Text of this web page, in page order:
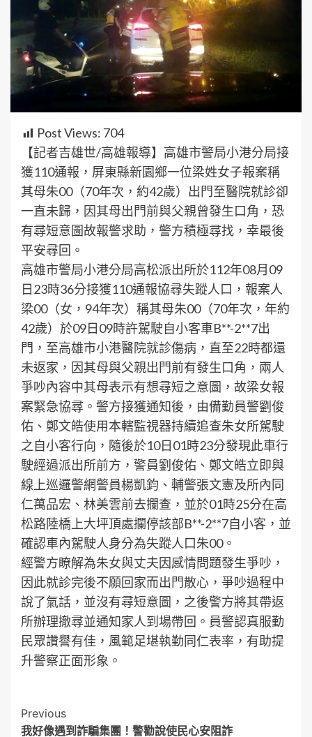
Post Views: 704
【記者吉雄世/高雄報導】高雄市警局小港分局接
獲110通報，屏東縣新園鄉一位梁姓女子報案稱
其母朱00（70年次，約42歲）出門至醫院就診卻
一直未歸，因其母出門前與父親曾發生口角，恐
有尋短意圖故報警求助，警方積極尋找，幸最後
平安尋回。
高雄市警局小港分局高松派出所於112年08月09
日23時36分接獲110通報協尋失蹤人口，報案人
梁00（女，94年次）稱其母朱00（70年次，年約
42歲）於09日09時許駕駛自小客車B**-2**7出
門，至高雄市小港醫院就診傷病，直至22時都還
未返家，因其母與父親出門前有發生口角，兩人
爭吵內容中其母表示有想尋短之意圖，故梁女報
案緊急協尋。警方接獲通知後，由備勤員警劉俊
佑、鄭文皓使用本轄監視器持續追查朱女所駕駛
之自小客行向，隨後於10日01時23分發現此車行
駛經過派出所前方，警員劉俊佑、鄭文皓立即與
線上巡邏警網警員楊凱鈞、輔警張文憲及所內同
仁萬品宏、林美雲前去攔查，並於01時25分在高
松路陸橋上大坪頂處攔停該部B**-2**7自小客，並
確認車內駕駛人身分為失蹤人口朱00。
經警方瞭解為朱女與丈夫因感情問題發生爭吵，
因此就診完後不願回家而出門散心，爭吵過程中
說了氣話，並沒有尋短意圖，之後警方將其帶返
所辦理撤尋並通知家人到場帶回。員警認真服勤
民眾讚譽有佳，風範足堪執勤同仁表率，有助提
升警察正面形象。
Post
Previous
我好像遇到詐騙集團！警勸說使民心安阻詐